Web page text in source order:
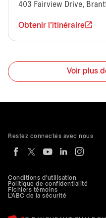
403 Fairview Drive,
Obtenir l'itinéraire
Voir plus
Conditions d'utilisation
Politique de confidentialité
Fichiers témoins
L'ABC de la sécurité
Restez connectés avec nous